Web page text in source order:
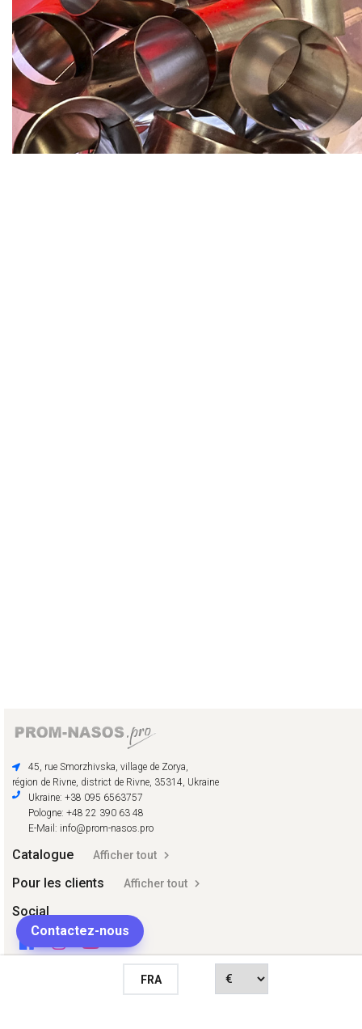
FRA
45, rue Smorzhivska, village de Zorya,
région de Rivne, district de Rivne, 35314, Ukraine
Ukraine: +38 095 6563757
Pologne: +48 22 390 63 48
E-Mail: info@prom-nasos.pro
Catalogue Afficher tout
Pour les clients Afficher tout
Social
Contactez-nous